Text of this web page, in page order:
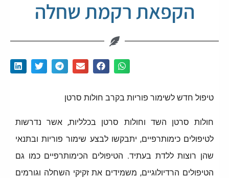
הקפאת רקמת שחלה
טיפול חדש לשימור פוריות בקרב חולות סרטן
חולות סרטן השד וחולות סרטן בכלליות, אשר נדרשות
לטיפולים כימותרפיים, יתבקשו לבצע שימור פוריות ובתנאי
שהן רוצות ללדת בעתיד. הטיפולים הכימותרפיים כמו גם
הטיפולים הרדיולוגיים, משמידים את זקיקי השחלה וגורמים